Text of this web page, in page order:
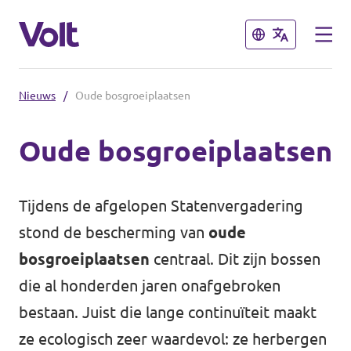
Sluiten
Volt Arnhem
Volt Achterhoek
Volt Doetinchem e.o.
Volt Foodvalley
Sluiten
Over Volt
Nieuws
Nieuws / Oude bosgroeiplaatsen
Oude bosgroeiplaatsen
Tijdens de afgelopen Statenvergadering
stond de bescherming van oude
bosgroeiplaatsen centraal. Dit zijn bossen
die al honderden jaren onafgebroken
bestaan. Juist die lange continuïteit maakt
ze ecologisch zeer waardevol: ze herbergen